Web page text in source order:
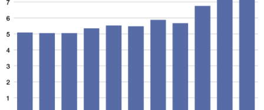
語言
東京
編輯部通知